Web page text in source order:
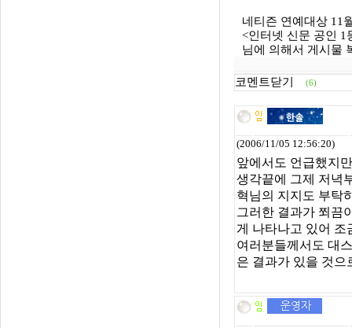
네티즌 연예대상 11
<인터넷 신문 공인
님에 의해서 게시물
코멘트닫기 (6)
(2006/11/05 12:56:20)
앞에서도 언급했지
생각끝에 그제 저녁
혁님의 지지도 부탁
그러한 결과가 쬐끔
게 나타나고 있어 조
여러분들께서도 대
은 결과가 있을 것으